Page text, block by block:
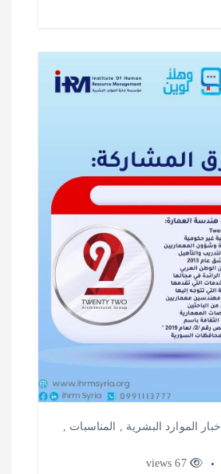
أخبار الموارد البشرية , المناسبات ,
67 views